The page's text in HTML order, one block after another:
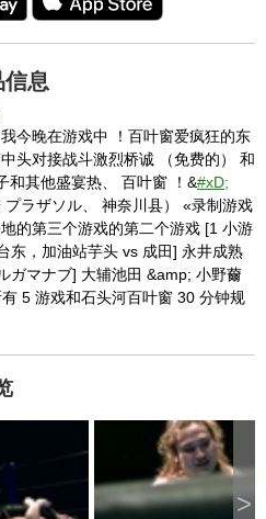
息
今晚在游戏中 ！百叶窗爱疯狂的东
头对接战斗激烈桥诚 （免费的） 和
和其他盛宴热、 百叶窗 ！&#xD;
ラザソル、 神奈川县） «录制游戏
的第三个游戏的第二个游戏 [1 小游
东，加油站芋头 vs 成田] 永井成熟
ガマナブ] 大辅池田 &amp; 小野薾
5 游戏和石头河百叶窗 30 分钟规
>